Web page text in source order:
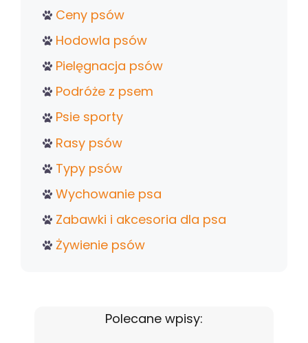
Ceny psów
Hodowla psów
Pielęgnacja psów
Podróże z psem
Psie sporty
Rasy psów
Typy psów
Wychowanie psa
Zabawki i akcesoria dla psa
Żywienie psów
Polecane wpisy: